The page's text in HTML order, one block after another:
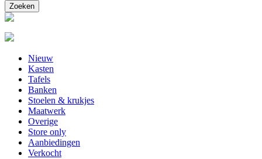
Nieuw
Kasten
Tafels
Banken
Stoelen & krukjes
Maatwerk
Overige
Store only
Aanbiedingen
Verkocht